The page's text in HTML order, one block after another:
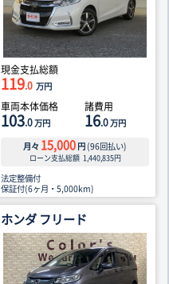
現金支払総額
119.0 万円
車両本体価格
103.0万円
諸費用
16.0万円
月々 15,000 円 (96回払い)
ローン支払総額 1,440,835円
法定整備付
保証付(6ヶ月・5,000km)
ホンダ フリード